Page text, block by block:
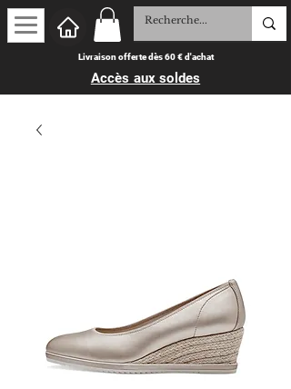
Livraison offerte dès 60 € d'achat
Accès aux soldes